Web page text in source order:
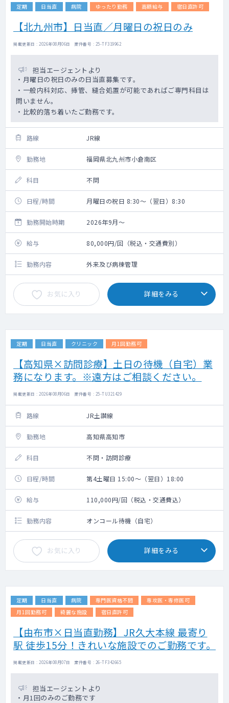
定期 日当直 病院 ゆったり勤務 高額給与 宿日直許可
【北九州市】日当直／月曜日の祝日のみ
掲載更新日 : 2026年08月06日 案件番号 : 25-TF319962
担当エージェントより
・月曜日の祝日のみの日当直募集です。
・一般内科対応、挿管、縫合処置が可能であればご専門科目は
問いません。
・比較的落ち着いたご勤務です。
路線 JR線
勤務地 福岡県北九州市小倉南区
科目 不問
日程/時間 月曜日の祝日 8:30～（翌日）8:30
勤務開始時期 2026年9月～
給与 80,000円/回（税込・交通費別）
勤務内容 外来及び病棟管理
お気に入り 詳細をみる
定期 日当直 クリニック 月1回勤務可
【高知県×訪問診療】土日の待機（自宅）業
務になります。※遠方はご相談ください。
掲載更新日 : 2026年08月06日 案件番号 : 25-TU321429
路線 JR土讃線
勤務地 高知県高知市
科目 不問・訪問診療
日程/時間 第4土曜日 15:00～（翌日）18:00
給与 110,000円/回（税込・交通費込）
勤務内容 オンコール待機（自宅）
お気に入り 詳細をみる
定期 日当直 病院 専門医資格不問
専攻医・専修医可
月1回勤務可
綺麗な施設 宿日直許可
【由布市×日当直勤務】JR久大本線 最寄り
駅 徒歩15分！きれいな施設でのご勤務です。
掲載更新日 : 2026年08月07日 案件番号 : 26-TF342665
担当エージェントより
・月1回のみのご勤務です